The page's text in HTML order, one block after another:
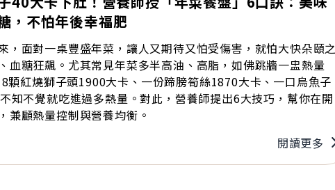
，不怕年後幸福肥
，面對一桌豐盛年菜，讓人又期待又怕受傷害，就怕大快朵頤之
血糖狂飆。尤其常見年菜多半高油、高脂，如佛跳牆一盅熱量
顆紅燒獅子頭1900大卡、一份蹄膀筍絲1870大卡、一口烏魚子
知不覺就吃進過多熱量。對此，營養師提出6大技巧，幫你在開
兼顧熱量控制與營養均衡。
閱讀更多